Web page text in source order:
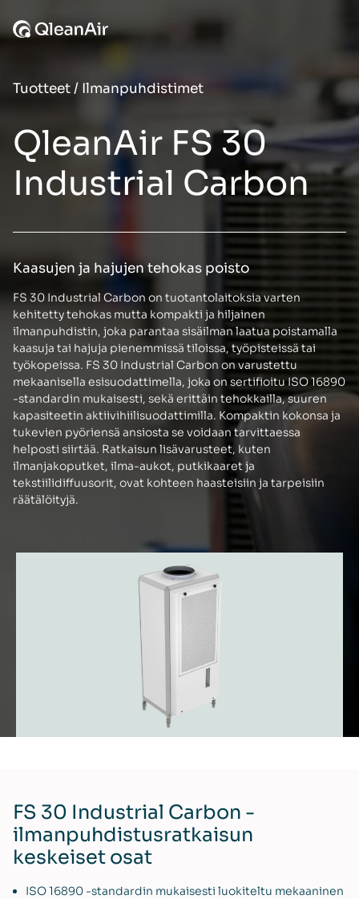
Tuotteet/ Ilmanpuhdistimet
QleanAir FS 30
Industrial Carbon
Kaasujen ja hajujen tehokas poisto
FS 30 Industrial Carbon on tuotantolaitoksia varten
kehitetty tehokas mutta kompakti ja hiljainen
ilmanpuhdistin, joka parantaa sisäilman laatua poistamalla
kaasuja tai hajuja pienemmissä tiloissa, työpisteissä tai
työkopeissa. FS 30 Industrial Carbon on varustettu
mekaanisella esisuodattimella, joka on sertifioitu ISO 16890
-standardin mukaisesti, sekä erittäin tehokkailla, suuren
kapasiteetin aktiivihiilisuodattimilla. Kompaktin kokonsa ja
tukevien pyöriensä ansiosta se voidaan tarvittaessa
helposti siirtää. Ratkaisun lisävarusteet, kuten
ilmanjakoputket, ilma-aukot, putkikaaret ja
tekstiilidiffuusorit, ovat kohteen haasteisiin ja tarpeisiin
räätälöityjä.
FS 30 Industrial Carbon -
ilmanpuhdistusratkaisun
keskeiset osat
ISO 16890 -standardin mukaisesti luokiteltu mekaaninen